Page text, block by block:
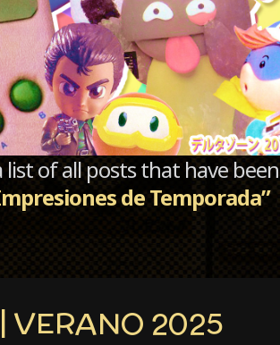
list of all posts that have been
de Temporada”
VERANO 2025